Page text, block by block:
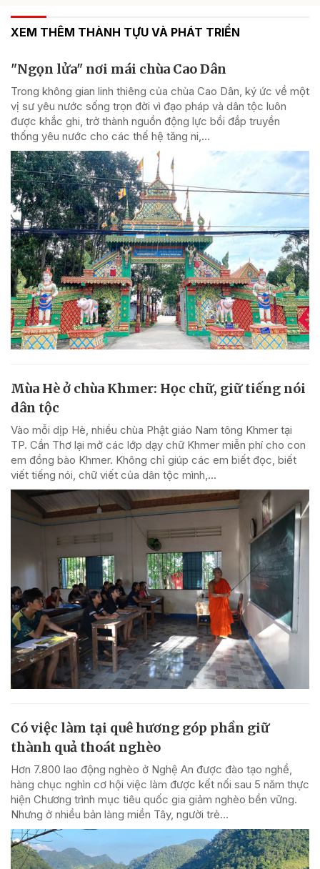
XEM THÊM THÀNH TỰU VÀ PHÁT TRIỂN
"Ngọn lửa" nơi mái chùa Cao Dân
Trong không gian linh thiêng của chùa Cao Dân, ký ức về một
vị sư yêu nước sống trọn đời vì đạo pháp và dân tộc luôn
được khắc ghi, trở thành nguồn động lực bồi đắp truyền
thống yêu nước cho các thế hệ tăng ni,...
Mùa Hè ở chùa Khmer: Học chữ, giữ tiếng nói
dân tộc
Vào mỗi dịp Hè, nhiều chùa Phật giáo Nam tông Khmer tại
TP. Cần Thơ lại mở các lớp dạy chữ Khmer miễn phí cho con
em đồng bào Khmer. Không chỉ giúp các em biết đọc, biết
viết tiếng nói, chữ viết của dân tộc mình,...
Có việc làm tại quê hương góp phần giữ
thành quả thoát nghèo
Hơn 7.800 lao động nghèo ở Nghệ An được đào tạo nghề,
hàng chục nghìn cơ hội việc làm được kết nối sau 5 năm thực
hiện Chương trình mục tiêu quốc gia giảm nghèo bền vững.
Nhưng ở nhiều bản làng miền Tây, người trẻ...